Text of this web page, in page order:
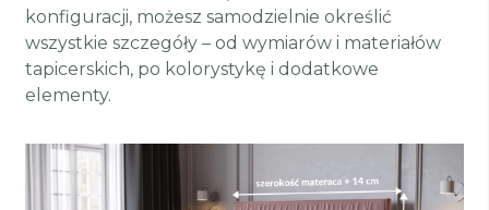
konfiguracji, możesz samodzielnie określić
wszystkie szczegóły – od wymiarów i materiałów
tapicerskich, po kolorystykę i dodatkowe
elementy.